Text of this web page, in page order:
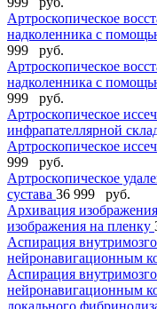
Артроскопическое
надколенника с
999 руб.
Артроскопическое
надколенника с
999 руб.
Артроскопическое
инфрапателлярной
Артроскопическое
999 руб.
Артроскопическое
сустава 36 999 руб.
Архивация
изображения на пленку
Аспирация
нейронавигационным
Аспирация
нейронавигационным
локального